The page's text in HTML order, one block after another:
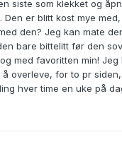
siste som klekket og
er blitt kost mye
den? Jeg kan mate
bare bittelitt før den
med favoritten min! Jeg
overleve, for to pr
hver time en uke på